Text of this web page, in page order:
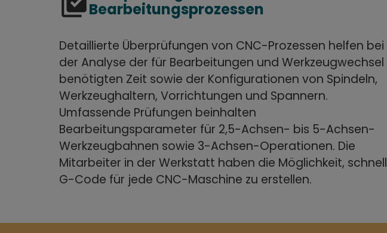
Bearbeitungsprozessen
Detaillierte Überprüfungen von CNC-Prozessen helfen bei
der Analyse der für Bearbeitungen und Werkzeugwechsel
benötigten Zeit sowie der Konfigurationen von Spindeln,
Werkzeughaltern, Vorrichtungen und Spannern.
Umfassende Prüfungen beinhalten
Bearbeitungsparameter für 2,5-Achsen- bis 5-Achsen-
Werkzeugbahnen sowie 3-Achsen-Operationen. Die
Mitarbeiter in der Werkstatt haben die Möglichkeit, schnell
G-Code für jede CNC-Maschine zu erstellen.